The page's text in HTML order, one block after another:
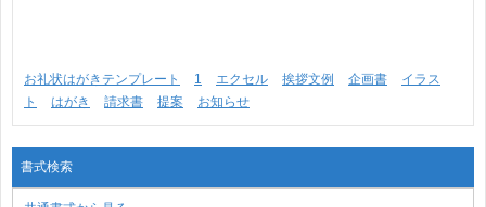
お礼状はがきテンプレート 1 エクセル 挨拶文例 企画書
イラス
ト
はがき 請求書 提案 お知らせ
書式検索